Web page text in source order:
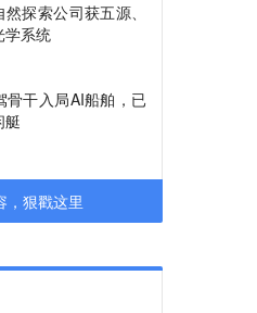
探索公司获五源、
学系统
干入局AI船舶，已
艇
，狠戳这里